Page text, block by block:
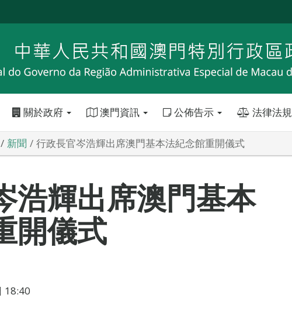
關於政府 澳門資訊 公佈告示 法律法規
新聞 行政長官岑浩輝出席澳門基本法紀念館重開儀式
浩輝出席澳門基本
開儀式
18:40